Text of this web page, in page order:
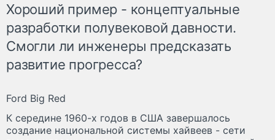
Хороший пример - концептуальные
разработки полувековой давности.
Смогли ли инженеры предсказать
развитие прогресса?
Ford Big Red
К середине 1960-х годов в США завершалось
создание национальной системы хайвеев - сети